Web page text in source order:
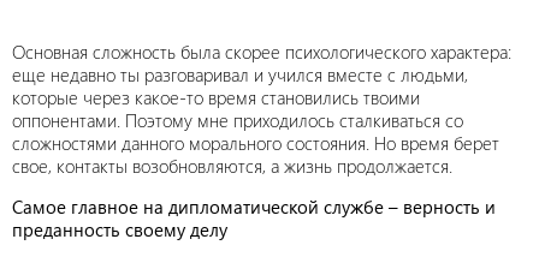
Основная сложность была скорее психологического характера:
еще недавно ты разговаривал и учился вместе с людьми,
которые через какое-то время становились твоими
оппонентами. Поэтому мне приходилось сталкиваться со
сложностями данного морального состояния. Но время берет
свое, контакты возобновляются, а жизнь продолжается.
Самое главное на дипломатической службе – верность и
преданность своему делу